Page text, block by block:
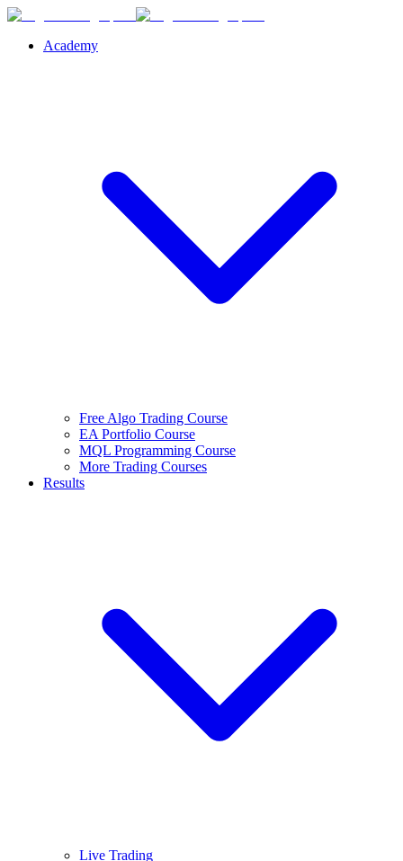
Academy
Free Algo Trading Course
EA Portfolio Course
MQL Programming Course
More Trading Courses
Results
Live Trading